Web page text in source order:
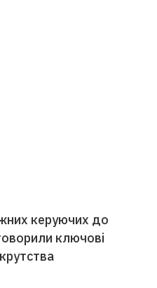
керуючих до
ключові